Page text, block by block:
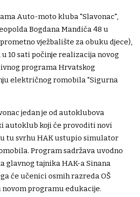
Auto-moto kluba "Slavonac",
Bogdana Mandića 48 u
vježbalište za obuku djece),
10 sati počinje realizacija novog
programa Hrvatskog
električnog romobila "Sigurna
jedan je od autoklubova
autoklub koji će provoditi novi
tu svrhu HAK ustupio simulator
Program sadržava uvodno
glavnog tajnika HAK-a Sinana
će učenici osmih razreda OŠ
novom programu edukacije.